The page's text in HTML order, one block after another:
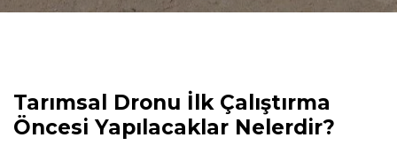
Tarımsal Dronu İlk Çalıştırma
Öncesi Yapılacaklar Nelerdir?